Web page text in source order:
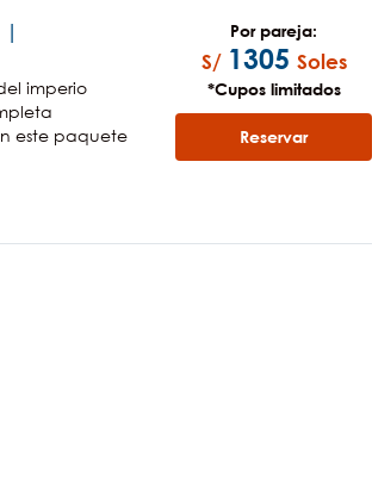
|
imperio
este paquete
Por pareja:
S/ 1305 Soles
*Cupos limitados
Reservar